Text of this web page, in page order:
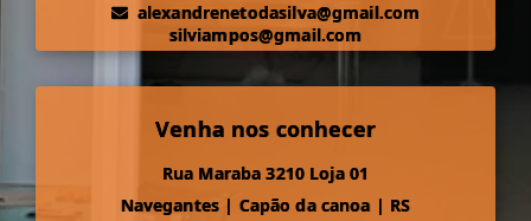
alexandrenetodasilva@gmail.com
silviampos@gmail.com
Venha nos conhecer
Rua Maraba 3210 Loja 01
Navegantes | Capão da canoa | RS